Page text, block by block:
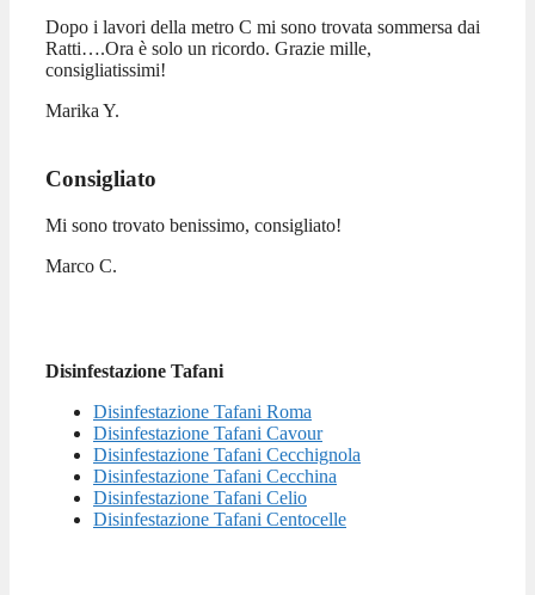
Dopo i lavori della metro C mi sono trovata sommersa dai
Ratti….Ora è solo un ricordo. Grazie mille,
consigliatissimi!
Marika Y.
Consigliato
Mi sono trovato benissimo, consigliato!
Marco C.
Disinfestazione Tafani
Disinfestazione Tafani Roma
Disinfestazione Tafani Cavour
Disinfestazione Tafani Cecchignola
Disinfestazione Tafani Cecchina
Disinfestazione Tafani Celio
Disinfestazione Tafani Centocelle